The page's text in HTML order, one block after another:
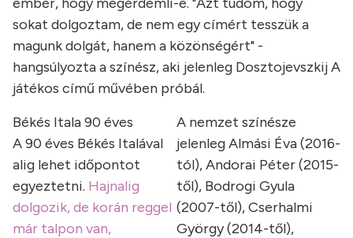
sokat dolgoztam, de nem egy címért tesszük a
magunk dolgát, hanem a közönségért" -
hangsúlyozta a színész, aki jelenleg Dosztojevszkij A
játékos című művében próbál.
Békés Itala 90 éves
A 90 éves Békés Italával
alig lehet időpontot
egyeztetni. Hajnalig
dolgozik, de korán reggel
már talpon van,
A nemzet színésze
jelenleg Almási Éva (2016-
tól), Andorai Péter (2015-
től), Bodrogi Gyula
(2007-től), Cserhalmi
György (2014-től),